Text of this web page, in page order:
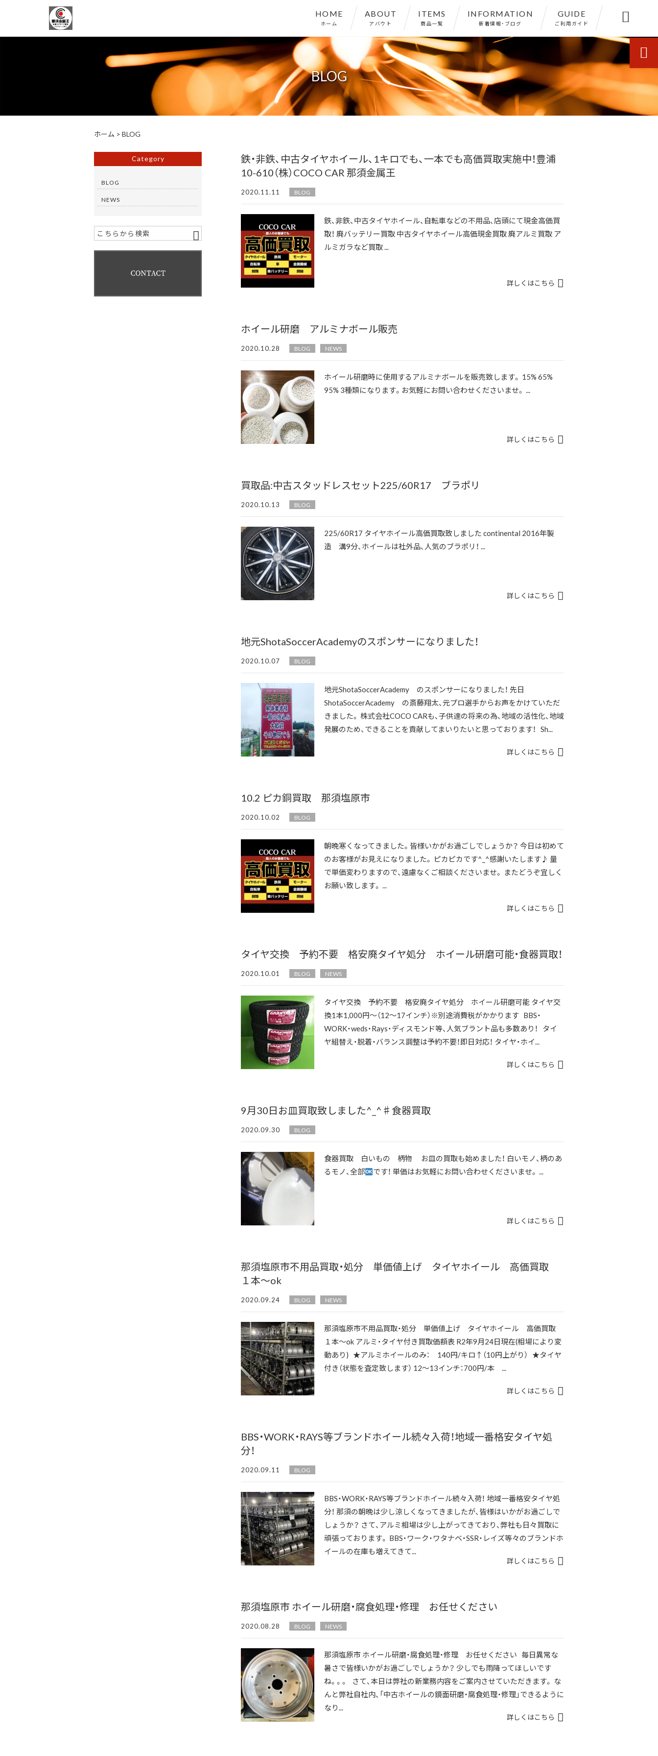
HOME
ホーム
ABOUT
アバウト
ITEMS
商品一覧
INFORMATION
新着情報・ブログ
GUIDE
ご利用ガイド 
BLOG
ホーム > BLOG
鉄・非鉄、中古タイヤホイール、1キロでも、一本でも高価買取実施中！豊浦
10-610（株）COCO CAR 那須金属王
2020.11.11 BLOG
鉄、非鉄、中古タイヤホイール、自転車などの不用品、店頭にて現金高価買
取！ 廃バッテリー買取 中古タイヤホイール高価現金買取 廃アルミ買取 ア
ルミガラなど買取 ...
詳しくはこちら
ホイール研磨 アルミナボール販売
2020.10.28 BLOG NEWS
ホイール研磨時に使用するアルミナボールを販売致します。 15% 65%
95% 3種類になります。お気軽にお問い合わせくださいませ。 ...
詳しくはこちら
買取品:中古スタッドレスセット225/60R17 ブラポリ
2020.10.13 BLOG
225/60R17 タイヤホイール高価買取致しました continental 2016年製
造 溝9分、ホイールは社外品、人気のブラポリ！ ...
詳しくはこちら
地元ShotaSoccerAcademyのスポンサーになりました！
2020.10.07 BLOG
地元ShotaSoccerAcademy のスポンサーになりました！ 先日
ShotaSoccerAcademy の斎藤翔太、元プロ選手からお声をかけていただ
きました。 株式会社COCO CARも、子供達の将来の為、地域の活性化、地域
発展のため、できることを貢献してまいりたいと思っております！ Sh...
詳しくはこちら
10.2 ピカ銅買取 那須塩原市
2020.10.02 BLOG
朝晩寒くなってきました。皆様いかがお過ごしでしょうか？ 今日は初めて
のお客様がお見えになりました。 ピカピカです^_^感謝いたします♪ 量
で単価変わりますので、遠慮なくご相談くださいませ。 またどうぞ宜しく
お願い致します。 ...
詳しくはこちら
タイヤ交換 予約不要 格安廃タイヤ処分 ホイール研磨可能・食器買取！
2020.10.01 BLOG NEWS
タイヤ交換 予約不要 格安廃タイヤ処分 ホイール研磨可能 タイヤ交
換1本1,000円～（12～17インチ）※別途消費税がかかります BBS・
WORK・weds・Rays・ディスモンド等、人気ブラント品も多数あり！ タイ
ヤ組替え・脱着・バランス調整は予約不要！即日対応！ タイヤ・ホイ...
詳しくはこちら
9月30日お皿買取致しました^_^♯食器買取
2020.09.30 BLOG
食器買取 白いもの 柄物 お皿の買取も始めました！ 白いモノ、柄のあ
るモノ、全部
です！ 単価はお気軽にお問い合わせくださいませ。 ...
詳しくはこちら
那須塩原市不用品買取・処分 単価値上げ タイヤホイール 高価買取
１本～ok
2020.09.24 BLOG NEWS
那須塩原市不用品買取・処分 単価値上げ タイヤホイール 高価買取
１本～ok アルミ・タイヤ付き買取価額表 R2年9月24日現在(相場により変
動あり) ★アルミホイールのみ： 140円/キロ↑（10円上がり） ★タイヤ
付き（状態を査定致します） 12～13インチ：700円/本 ...
詳しくはこちら
BBS・WORK・RAYS等ブランドホイール続々入荷！地域一番格安タイヤ処
分！
2020.09.11 BLOG
BBS・WORK・RAYS等ブランドホイール続々入荷！ 地域一番格安タイヤ処
分！ 那須の朝晩は少し涼しくなってきましたが、皆様はいかがお過ごしで
しょうか？ さて、アルミ相場は少し上がってきており、弊社も日々買取に
頑張っております。 BBS・ワーク・ワタナベ・SSR・レイズ等々のブランドホ
イールの在庫も増えてきて...
詳しくはこちら
那須塩原市 ホイール研磨・腐食処理・修理 お任せください
2020.08.28 BLOG NEWS
那須塩原市 ホイール研磨・腐食処理・修理 お任せください 毎日異常な
暑さで皆様いかがお過ごしでしょうか？ 少しでも雨降ってほしいです
ね。。。 さて、本日は弊社の新業務内容をご案内させていただきます。 な
んと弊社自社内、「中古ホイールの鏡面研磨・腐食処理・修理」できるように
なり...
詳しくはこちら
Category
BLOG
NEWS
